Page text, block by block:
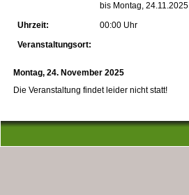
bis Montag, 24.11.2025
Uhrzeit:
00:00 Uhr
Veranstaltungsort:
Montag, 24. November 2025
Die Veranstaltung findet leider nicht statt!